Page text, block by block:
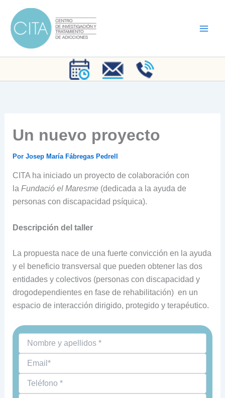
contenido
Un nuevo proyecto
Por Josep María Fábregas Pedrell
CITA ha iniciado un proyecto de colaboración con
la Fundacióel Maresme(dedicada a la ayuda de
personas con discapacidad psíquica).
Descripción del taller
La propuesta nace de una fuerte convicción en la ayuda
y el beneficio transversal que pueden obtener las dos
entidades y colectivos (personas con discapacidad y
drogodependientes en fase de rehabilitación) en un
espacio de interacción dirigido, protegido y terapéutico.